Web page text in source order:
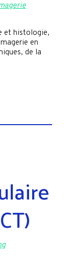
et histologie,
en
de la